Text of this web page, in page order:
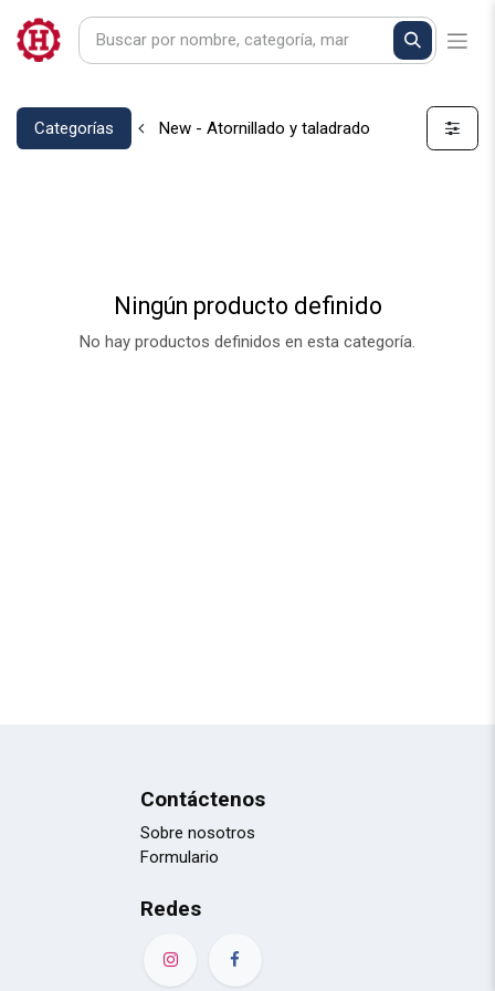
Categorías New - Atornillado y taladrado
Ningún producto definido
No hay productos definidos en esta categoría.
Contáctenos
Sobre nosotros
Formulario
Redes